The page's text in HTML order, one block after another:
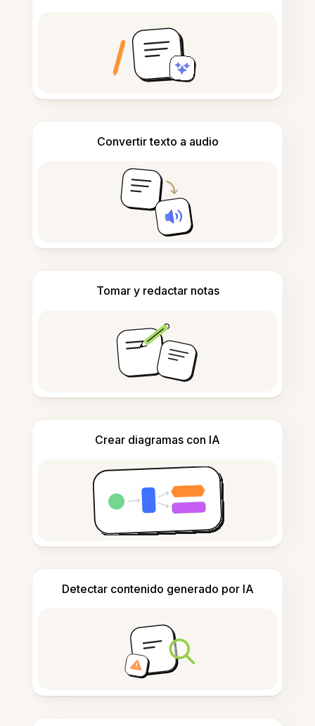
Convertir texto a audio
Tomar y redactar notas
Crear diagramas con IA
Detectar contenido generado por IA